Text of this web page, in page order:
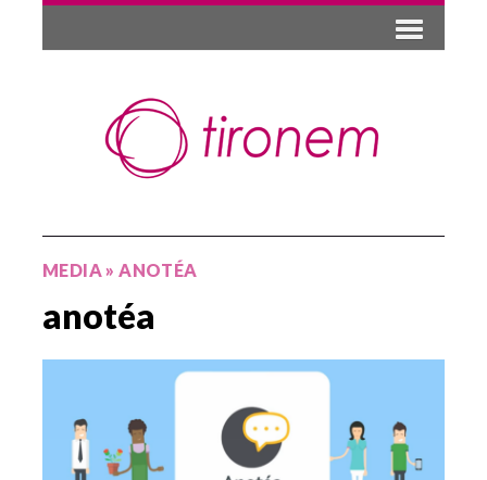
MEDIA» ANOTÉA
anotéa